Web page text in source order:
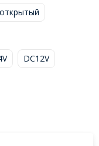
DC12V